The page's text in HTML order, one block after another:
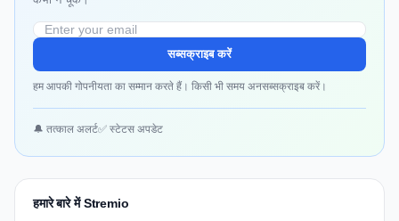
सब्सक्राइब करें
हम आपकी गोपनीयता का सम्मान करते हैं। किसी भी समय अनसब्सक्राइब करें।
🔔 तत्काल अलर्ट✅ स्टेटस अपडेट
हमारे बारे में Stremio